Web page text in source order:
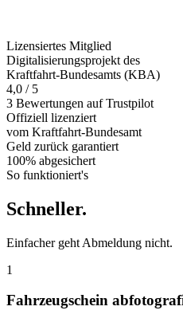
Lizensiertes Mitglied
Digitalisierungsprojekt des
Kraftfahrt-Bundesamts (KBA)
4,0 / 5
3 Bewertungen auf Trustpilot
Offiziell lizenziert
vom Kraftfahrt-Bundesamt
Geld zurück garantiert
100% abgesichert
So funktioniert's
Schneller.
Einfacher geht Abmeldung nicht.
1
Fahrzeugschein